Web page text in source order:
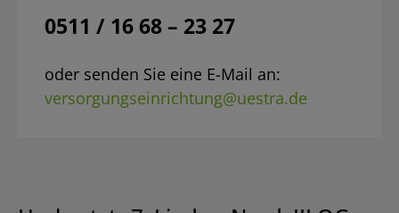
0511 / 16 68 – 23 27
oder senden Sie eine E-Mail an:
versorgungseinrichtung@uestra.de